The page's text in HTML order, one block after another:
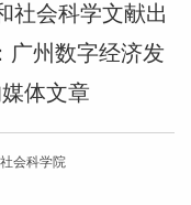
社会科学文献出
广州数字经济发
体文章
会科学院